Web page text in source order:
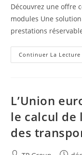
Découvrez une offre
modules Une
prestations
Continuer La Lecture
L’Union
le calcul de
des